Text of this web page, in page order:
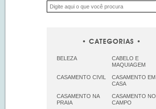
CATEGORIAS
BELEZA
CABELO E
MAQUIAGEM
CASAMENTO CIVIL
CASAMENTO EM
CASA
CASAMENTO NA
PRAIA
CASAMENTO NO
CAMPO